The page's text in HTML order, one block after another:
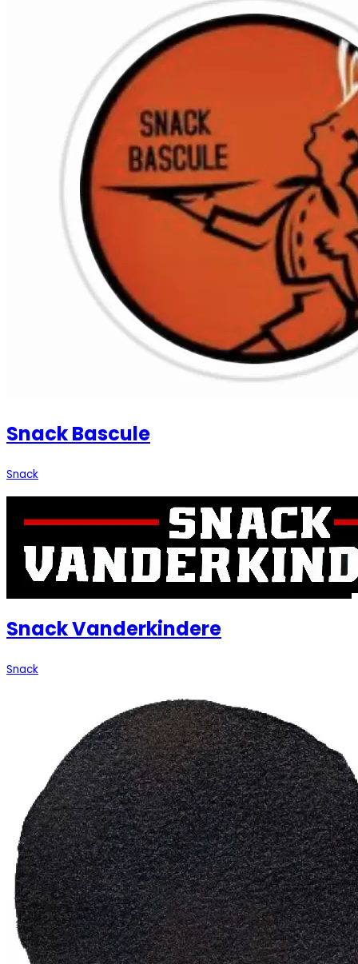
Snack Bascule
Snack
Snack Vanderkindere
Snack